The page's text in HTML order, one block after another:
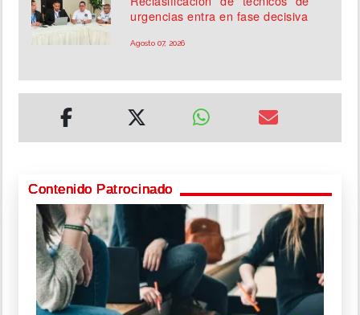
urgencias entra en fase decisiva
Agosto 07, 2026
Contenido Patrocinado